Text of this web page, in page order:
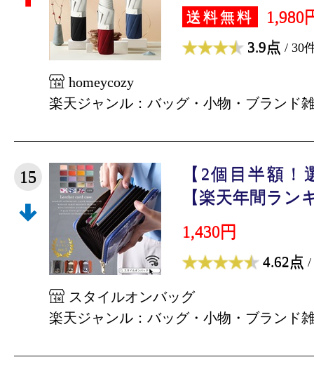
送料無料 1,980
3.9点 / 30
homeycozy
楽天ジャンル：バッグ・小物・ブランド
15
【2個目半額
【楽天年間ラン
1,430円
4.62点 /
スタイルオンバッグ
楽天ジャンル：バッグ・小物・ブランド